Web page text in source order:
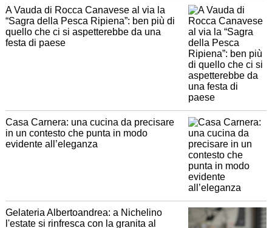
A Vauda di Rocca Canavese al via la
“Sagra della Pesca Ripiena”: ben più di
quello che ci si aspetterebbe da una
festa di paese
Casa Carnera: una cucina da precisare
in un contesto che punta in modo
evidente all’eleganza
Gelateria Albertoandrea: a Nichelino
l'estate si rinfresca con la granita al